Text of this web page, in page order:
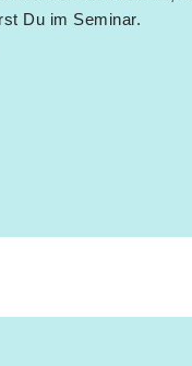
Du im Seminar.